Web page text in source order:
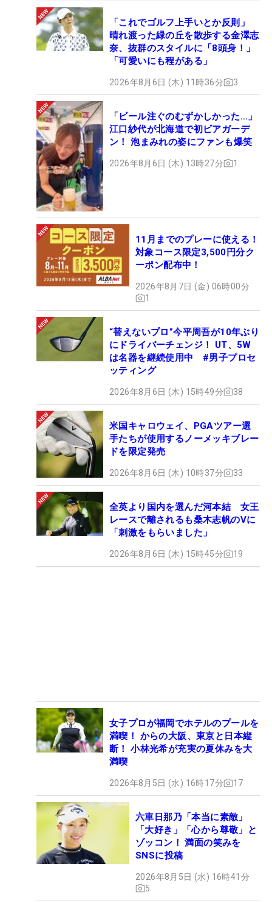
「これでゴルフ上手いとか反則」
晴れ渡った緑の丘を散歩する金澤志
奈、抜群のスタイルに「8頭身！」
「可愛いにも程がある」
2026年8月6日 (木) 11時36分 3
「ビール注ぐのむずかしかった…」
江口紗代が北海道で初ビアガーデ
ン！ 泡まみれの姿にファンも爆笑
2026年8月6日 (木) 13時27分 1
11月までのプレーに使える！
対象コース限定3,500円分ク
ーポン配布中！
2026年8月7日 (金) 06時00分
1
“替えないプロ”今平周吾が10年ぶり
にドライバーチェンジ！ UT、5W
は名器を継続使用中 #男子プロセ
ッティング
2026年8月6日 (木) 15時49分 38
米国キャロウェイ、PGAツアー選
手たちが使用するノーメッキブレー
ドを限定発売
2026年8月6日 (木) 10時37分 33
全英より国内を選んだ河本結 女王
レースで離されるも桑木志帆のVに
「刺激をもらいました」
2026年8月6日 (木) 15時45分 19
女子プロが福岡でホテルのプールを
満喫！ からの大阪、東京と日本縦
断！ 小林光希が充実の夏休みを大
満喫
2026年8月5日 (水) 16時17分 17
六車日那乃「本当に素敵」
「大好き」「心から尊敬」と
ゾッコン！ 満面の笑みを
SNSに投稿
2026年8月5日 (水) 16時41分
5